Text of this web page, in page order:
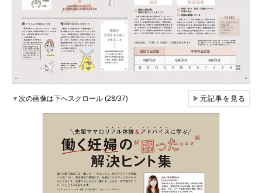
▼次の画像は下へスクロール (28/37) ▶元記事を見る